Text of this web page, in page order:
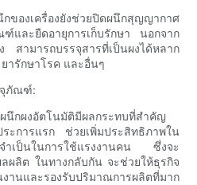
องเครื่องยังช่วยปิดผนึกสุญญากาศ
และยืดอายุการเก็บรักษา นอกจาก
ามารถบรรจุสารที่เป็นผงได้หลาก
ารักษาโรค และอื่นๆ
จุภัณฑ์:
ผนึกผงอัตโนมัติมีผลกระทบที่สำคัญ
การแรก ช่วยเพิ่มประสิทธิภาพใน
จำเป็นในการใช้แรงงานคน ซึ่งจะ
ผลิต ในทางกลับกัน จะช่วยให้ธุรกิจ
านและรองรับปริมาณการผลิตที่มาก